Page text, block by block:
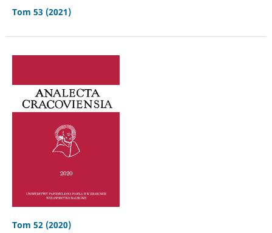
Tom 53 (2021)
Tom 52 (2020)